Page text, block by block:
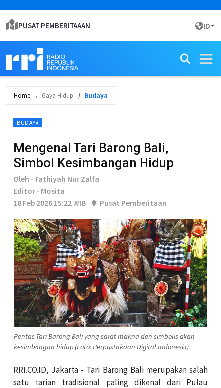
PUSAT PEMBERITAAAN ID
Home Gaya Hidup Budaya
BUDAYA
Mengenal Tari Barong Bali,
Simbol Kesimbangan Hidup
Oleh - Fathiyah Nur Zalfa
Editor - Mosita
18 Feb 2026 15:22 WIB
Pusat Pemberitaan
Pentas Tari Barong Bali yang sarat makna dan simbolis akan
kesimbangan hidup (Foto: Perpustakaan Digital Indonesia)
RRI.CO.ID, Jakarta - Tari Barong Bali merupakan salah
satu tarian tradisional paling dikenal dari Pulau